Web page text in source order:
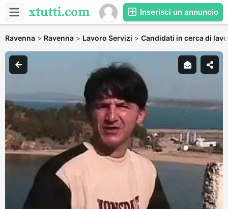
Inserisci un annuncio
Ravenna > Ravenna > Lavoro Servizi > Candidati in cerca di